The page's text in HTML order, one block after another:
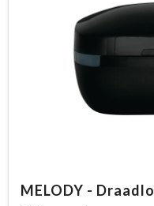
MELODY -